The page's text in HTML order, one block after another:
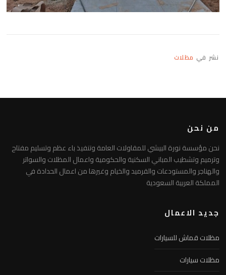
نشر في مظلات
من نحن
نحن مؤسسة نورة البيشي للمقاولات العامة وتنفيذ باء عظم وتسليم مفتاح
وترميم وتشطيب المباني السكنية والحكومية واعمال المظلات والسواتر
والهناجر والمستودعات والقرميد والخيام وغيرها من اعمال الحدادة في
المملكة العربية السعودية
جديد الاعمال
مظلات قماش للسيارات
مظلات سيارات